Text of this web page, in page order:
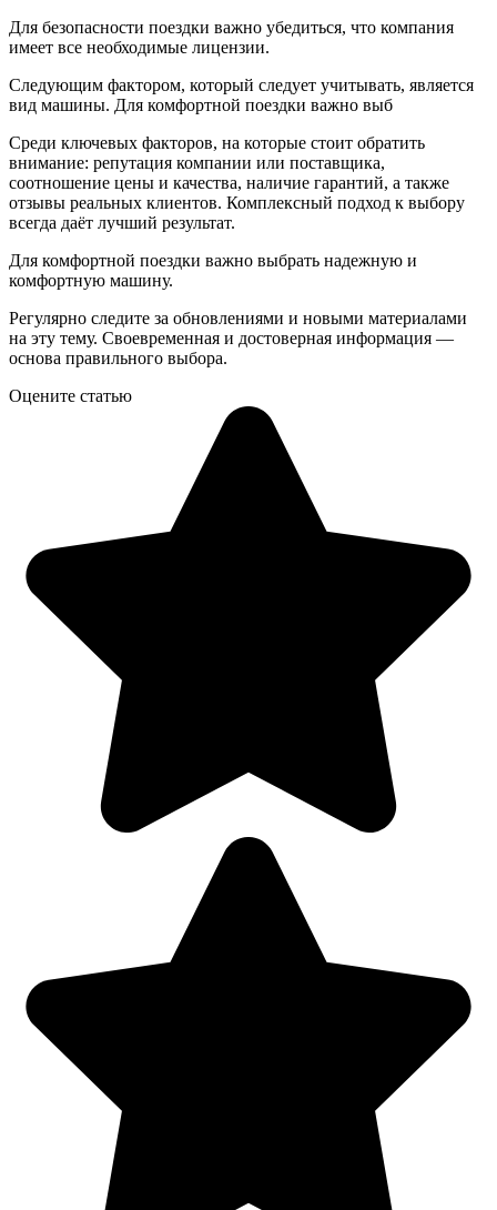
Для безопасности поездки важно убедиться, что компания
имеет все необходимые лицензии.
Следующим фактором, который следует учитывать, является
вид машины. Для комфортной поездки важно выб
Среди ключевых факторов, на которые стоит обратить
внимание: репутация компании или поставщика,
соотношение цены и качества, наличие гарантий, а также
отзывы реальных клиентов. Комплексный подход к выбору
всегда даёт лучший результат.
Для комфортной поездки важно выбрать надежную и
комфортную машину.
Регулярно следите за обновлениями и новыми материалами
на эту тему. Своевременная и достоверная информация —
основа правильного выбора.
Оцените статью